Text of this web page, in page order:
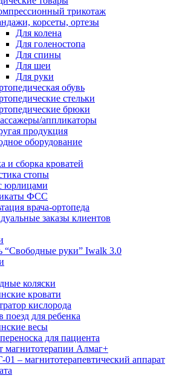
трикотаж
корсеты, ортезы
Для колена
Для голеностопа
Для спины
Для шеи
Для руки
обувь
стельки
брюки
аппликаторы
продукция
оборудование
и сборка кроватей
стопы
юрлицами
ФСС
врача-ортопеда
заказы клиентов
“Свободные руки” Iwalk 3.0
коляски
кровати
кислорода
для ребенка
весы
для пациента
магнитотерапии Алмаг+
– магнитотерапевтический аппарат